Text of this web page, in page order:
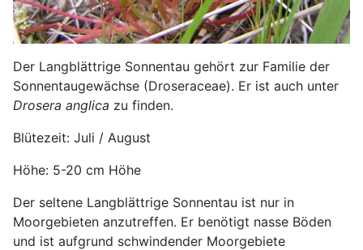
Der Langblättrige Sonnentau gehört zur Familie der
Sonnentaugewächse (Droseraceae). Er ist auch unter
Drosera anglica zu finden.
Blütezeit: Juli / August
Höhe: 5-20 cm Höhe
Der seltene Langblättrige Sonnentau ist nur in
Moorgebieten anzutreffen. Er benötigt nasse Böden
und ist aufgrund schwindender Moorgebiete